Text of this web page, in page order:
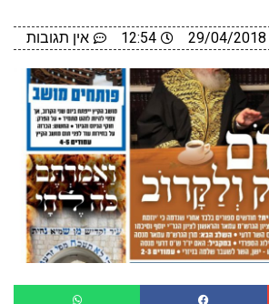
29/04/2018
12:54 אין תגובות